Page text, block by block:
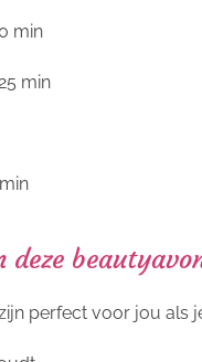
min
min
deze
perfect voor jou als